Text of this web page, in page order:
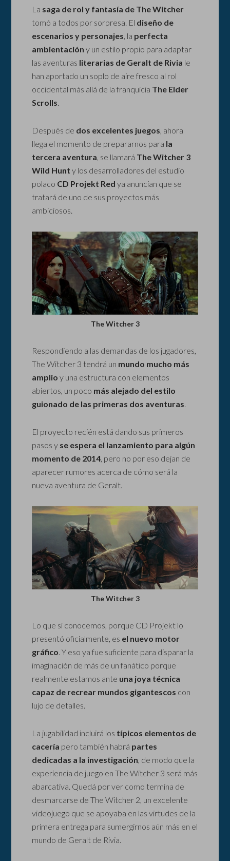
La saga de rol y fantasía de The Witcher
tomó a todos por sorpresa. El diseño de
escenarios y personajes, la perfecta
ambientación y un estilo propio para adaptar
las aventuras literarias de Geralt de Rivia le
han aportado un soplo de aire fresco al rol
occidental más allá de la franquicia The Elder
Scrolls.
Después de dos excelentes juegos, ahora
llega el momento de prepararnos para la
tercera aventura, se llamará The Witcher 3
Wild Hunt y los desarrolladores del estudio
polaco CD Projekt Red ya anuncian que se
tratará de uno de sus proyectos más
ambiciosos.
The Witcher 3
Respondiendo a las demandas de los jugadores,
The Witcher 3 tendrá un mundo mucho más
amplio y una estructura con elementos
abiertos, un poco más alejado del estilo
guionado de las primeras dos aventuras.
El proyecto recién está dando sus primeros
pasos y se espera el lanzamiento para algún
momento de 2014, pero no por eso dejan de
aparecer rumores acerca de cómo será la
nueva aventura de Geralt.
The Witcher 3
Lo que sí conocemos, porque CD Projekt lo
presentó oficialmente, es el nuevo motor
gráfico. Y eso ya fue suficiente para disparar la
imaginación de más de un fanático porque
realmente estamos ante una joya técnica
capaz de recrear mundos gigantescos con
lujo de detalles.
La jugabilidad incluirá los típicos elementos de
cacería pero también habrá partes
dedicadas a la investigación, de modo que la
experiencia de juego en The Witcher 3 será más
abarcativa. Quedá por ver como termina de
desmarcarse de The Witcher 2, un excelente
videojuego que se apoyaba en las virtudes de la
primera entrega para sumergirnos aún más en el
mundo de Geralt de Rivia.